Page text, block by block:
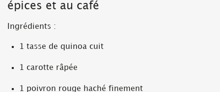
épices et au café
Ingrédients :
1 tasse de quinoa cuit
1 carotte râpée
1 poivron rouge haché finement